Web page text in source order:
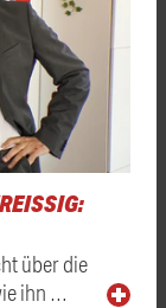
Z
über die
ihn …